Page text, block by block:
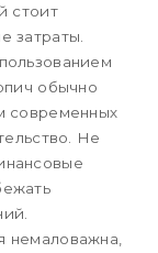
стоит
затраты.
обычно
современных
Не
немаловажна,